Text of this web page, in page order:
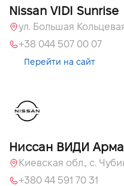
Nissan VIDI Sunrise
+38 044 507 00 07
Перейти на сайт
Ниссан ВИДИ
+380 44 591 70 31